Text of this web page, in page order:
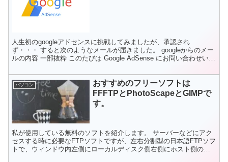
人生初のgoogleアドセンスに挑戦してみましたが、承認され
ず・・・ すると次のようなメールが届きました。 googleからのメー
ルの内容 一部抜粋 このたびは Google AdSense にお問い合わせいた
パソコン
おすすめのフリーソフトは
FFFTPとPhotoScapeとGIMPで
す。
私が使用している無料のソフトを紹介します。 サーバーなどにアク
セスする時に必要なFTPソフトですが、左右分割型の日本語FTPソフ
トで、ウィンドウ内左側にローカルディスク側右側にホスト側のフ